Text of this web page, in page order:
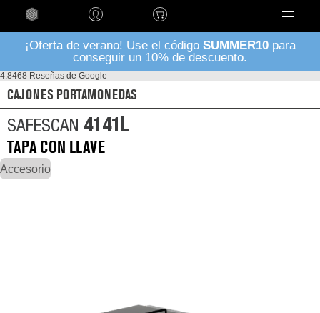
¡Oferta de verano! Use el código SUMMER10para
conseguir un 10% de descuento.
4.8468 Reseñas de Google
CAJONES PORTAMONEDAS
SAFESCAN 4141L
TAPA CON LLAVE
Accesorio